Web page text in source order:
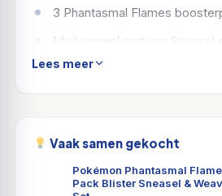
3 Phantasmal Flames
1 foil promokaart van Sneasel
1 munt
Lees meer
Vaak samen gekocht
Pokémon Phantasmal
Pack Blister Sneasel &